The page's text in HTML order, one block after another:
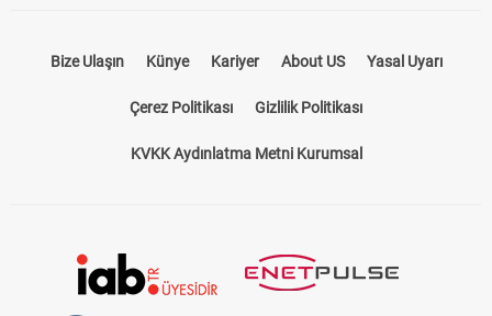
Bize Ulaşın Künye Kariyer About US Yasal Uyarı
Çerez Politikası Gizlilik Politikası
KVKK Aydınlatma Metni Kurumsal